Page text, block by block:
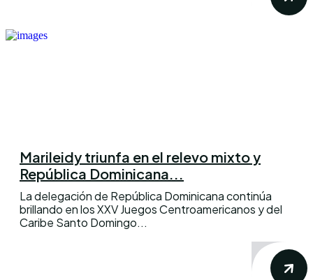
Marileidy triunfa en el relevo mixto y
República Dominicana...
La delegación de República Dominicana continúa
brillando en los XXV Juegos Centroamericanos y del
Caribe Santo Domingo...